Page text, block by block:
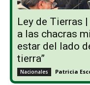
Ley de Tierras
a las chacras
estar del lado
tierra”
Nacionales Patricia